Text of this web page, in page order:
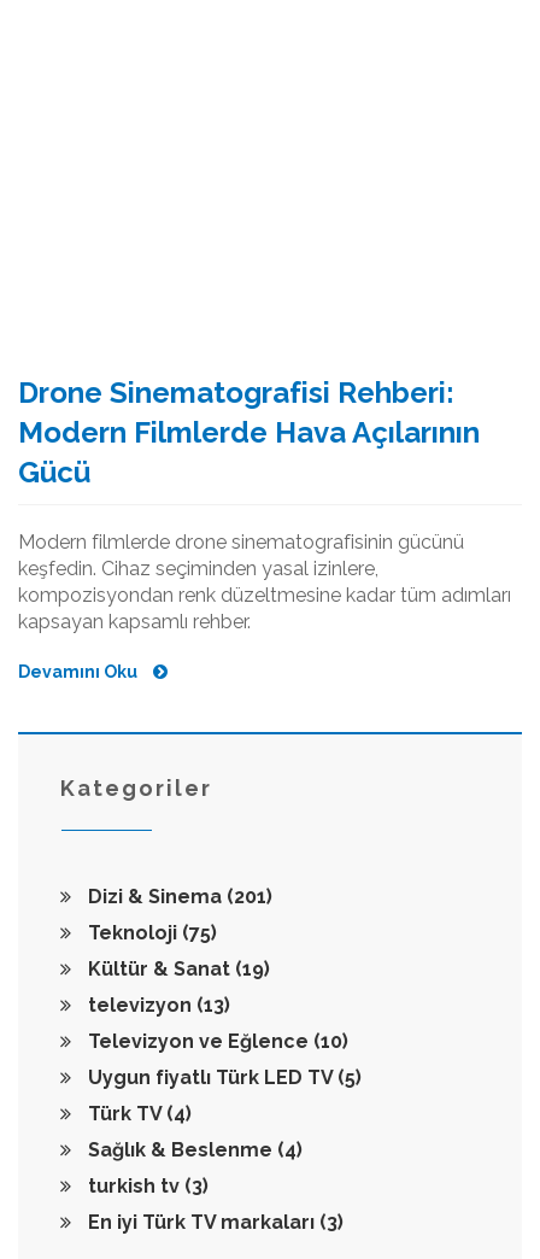
Drone Sinematografisi Rehberi:
Modern Filmlerde Hava Açılarının
Gücü
Modern filmlerde drone sinematografisinin gücünü
keşfedin. Cihaz seçiminden yasal izinlere,
kompozisyondan renk düzeltmesine kadar tüm adımları
kapsayan kapsamlı rehber.
Devamını Oku
Kategoriler
Dizi & Sinema (201)
Teknoloji (75)
Kültür & Sanat (19)
televizyon (13)
Televizyon ve Eğlence (10)
Uygun fiyatlı Türk LED TV (5)
Türk TV (4)
Sağlık & Beslenme (4)
turkish tv (3)
En iyi Türk TV markaları (3)